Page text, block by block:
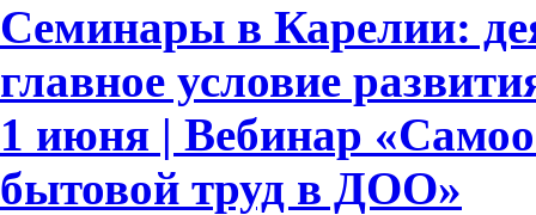
Семинары в Карелии:
главное условие
1 июня | Вебинар
бытовой труд в ДОО»